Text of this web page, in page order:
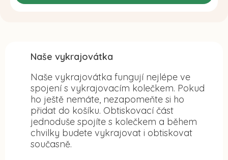
Naše vykrajovátka
Naše vykrajovátka fungují nejlépe ve
spojení s vykrajovacím kolečkem. Pokud
ho ještě nemáte, nezapomeňte si ho
přidat do košíku. Obtiskovací část
jednoduše spojíte s kolečkem a během
chvilky budete vykrajovat i obtiskovat
současně.